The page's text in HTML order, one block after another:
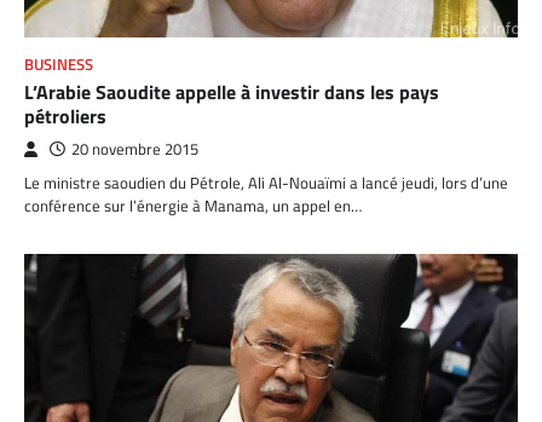
BUSINESS
L’Arabie Saoudite appelle à investir dans les pays
pétroliers
20 novembre 2015
Le ministre saoudien du Pétrole, Ali Al-Nouaïmi a lancé jeudi, lors d’une
conférence sur l’énergie à Manama, un appel en…